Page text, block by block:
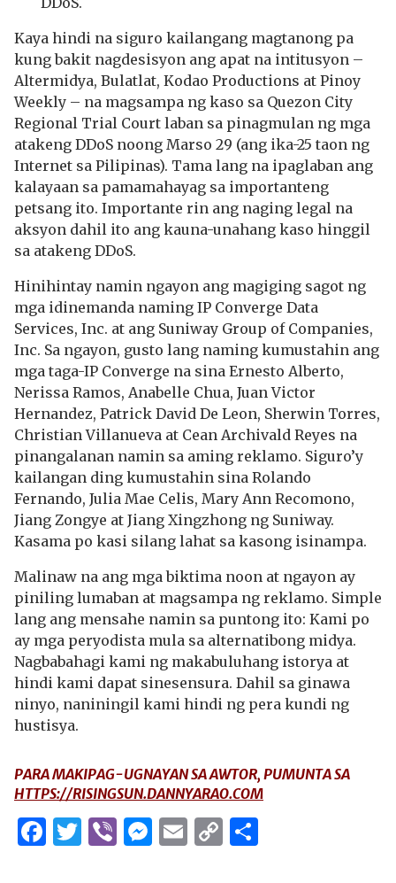
Kaya hindi na siguro kailangang magtanong pa
kung bakit nagdesisyon ang apat na intitusyon –
Altermidya, Bulatlat, Kodao Productions at Pinoy
Weekly – na magsampa ng kaso sa Quezon City
Regional Trial Court laban sa pinagmulan ng mga
atakeng DDoS noong Marso 29 (ang ika-25 taon ng
Internet sa Pilipinas). Tama lang na ipaglaban ang
kalayaan sa pamamahayag sa importanteng
petsang ito. Importante rin ang naging legal na
aksyon dahil ito ang kauna-unahang kaso hinggil
sa atakeng DDoS.
Hinihintay namin ngayon ang magiging sagot ng
mga idinemanda naming IP Converge Data
Services, Inc. at ang Suniway Group of Companies,
Inc. Sa ngayon, gusto lang naming kumustahin ang
mga taga-IP Converge na sina Ernesto Alberto,
Nerissa Ramos, Anabelle Chua, Juan Victor
Hernandez, Patrick David De Leon, Sherwin Torres,
Christian Villanueva at Cean Archivald Reyes na
pinangalanan namin sa aming reklamo. Siguro’y
kailangan ding kumustahin sina Rolando
Fernando, Julia Mae Celis, Mary Ann Recomono,
Jiang Zongye at Jiang Xingzhong ng Suniway.
Kasama po kasi silang lahat sa kasong isinampa.
Malinaw na ang mga biktima noon at ngayon ay
piniling lumaban at magsampa ng reklamo. Simple
lang ang mensahe namin sa puntong ito: Kami po
ay mga peryodista mula sa alternatibong midya.
Nagbabahagi kami ng makabuluhang istorya at
hindi kami dapat sinesensura. Dahil sa ginawa
ninyo, naniningil kami hindi ng pera kundi ng
hustisya.
PARA MAKIPAG-UGNAYAN SA AWTOR, PUMUNTA SA
HTTPS://RISINGSUN.DANNYARAO.COM
Facebook
Twitter
ViberMessenger
Email
Copy